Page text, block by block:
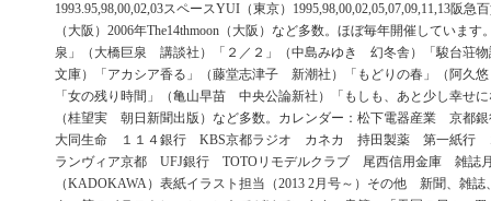
1993.95,98,00,02,03スペースYUI（東京）1995,98,00,02,05,07,09,11,13阪急
（大阪）2006年The14thmoon（大阪）など多数。ほぼ毎年開催していま
泉」（大橋巨泉 講談社）「２／２」（中島みゆき 幻冬舎）「駿台荘
文庫）「アカシア香る」（藤堂志津子 新潮社）「もどりの春」（阿久
「女の残り時間」（亀山早苗 中央公論新社）「もしも、あと少し幸せ
（桂望実 朝日新聞出版）など多数。カレンダー：松下電器産業 京
大同生命 １１４銀行 KBS京都ラジオ カネカ 持田製薬 第一紙行
ランヴィア京都 UFJ銀行 TOTOリモデルクラブ 尾西信用金庫 雑誌
（KADOKAWA）表紙イラスト担当（2013 2月号～）その他 新聞、雑誌